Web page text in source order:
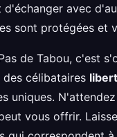
avec
sont protégées et
de Tabou, c'est
célibataires
uniques.
vous offrir.